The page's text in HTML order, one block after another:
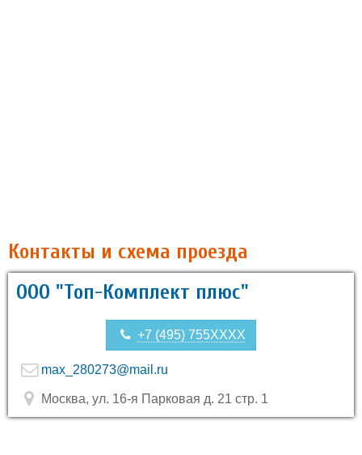
Контакты и схема проезда
ООО "Топ-Комплект плюс"
+7 (495) 755XXXX
max_280273@mail.ru
Москва, ул. 16-я Парковая д. 21 стр. 1